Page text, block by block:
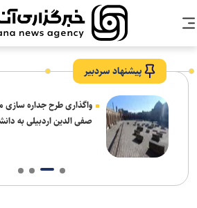
پیشنهاد سردبیر
واگذاری طرح جداره
صفی الدین اردبیلی به